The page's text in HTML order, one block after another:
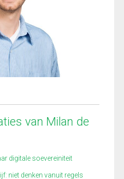
van Milan de
digitale soevereiniteit
niet denken vanuit regels